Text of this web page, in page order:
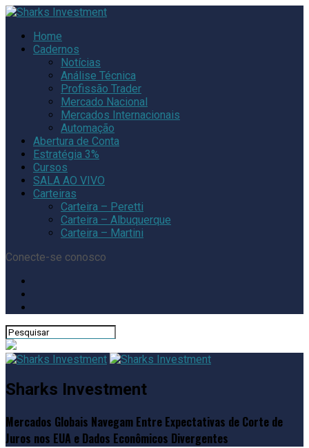
Home
Cadernos
Notícias
Análise Técnica
Profissão Trader
Mercado Nacional
Mercados Internacionais
Automação
Abertura de Conta
Estratégia 3%
Cursos
SALA AO VIVO
Carteiras
Carteira – Peretti
Carteira – Albuquerque
Carteira – Martini
Conecte-se conosco
Sharks Investment
Mercados Globais Navegam Entre Expectativas de Corte de
Juros nos EUA e Dados Econômicos Divergentes